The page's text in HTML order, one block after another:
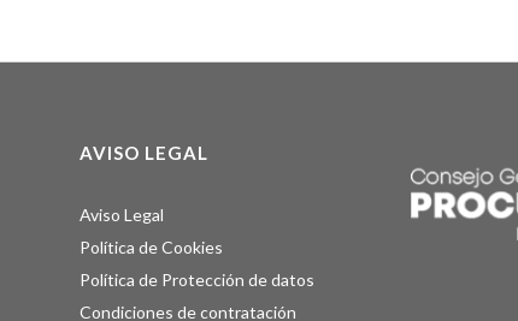
AVISO LEGAL
Aviso Legal
Política de Cookies
Política de Protección de datos
Condiciones de contratación